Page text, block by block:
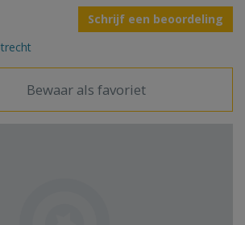
Schrijf een beoordeling
Bewaar als favoriet